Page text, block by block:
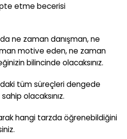
etme becerisi
ne zaman danışman, ne
motive eden, ne zaman
bilincinde olacaksınız.
tüm süreçleri dengede
olacaksınız.
hangi tarzda öğrenebildiğini